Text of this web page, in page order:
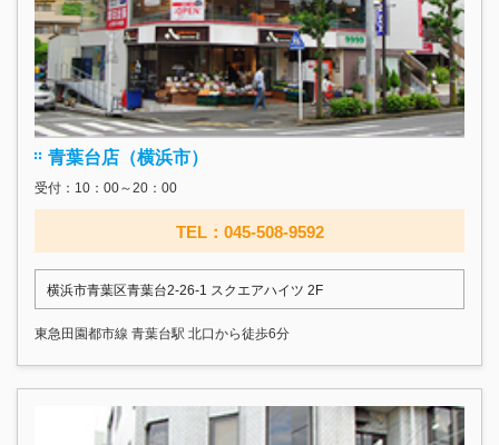
青葉台店（横浜市）
受付：10：00～20：00
TEL：045-508-9592
横浜市青葉区青葉台2-26-1 スクエアハイツ 2F
東急田園都市線 青葉台駅 北口から徒歩6分